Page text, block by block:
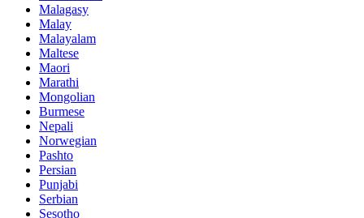
Malagasy
Malay
Malayalam
Maltese
Maori
Marathi
Mongolian
Burmese
Nepali
Norwegian
Pashto
Persian
Punjabi
Serbian
Sesotho